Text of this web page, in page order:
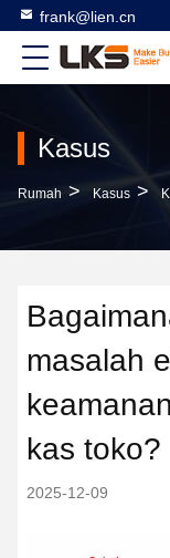
frank@lien.cn
Kasus
Rumah > Kasus >
masalah
kas toko?
2025-12-09